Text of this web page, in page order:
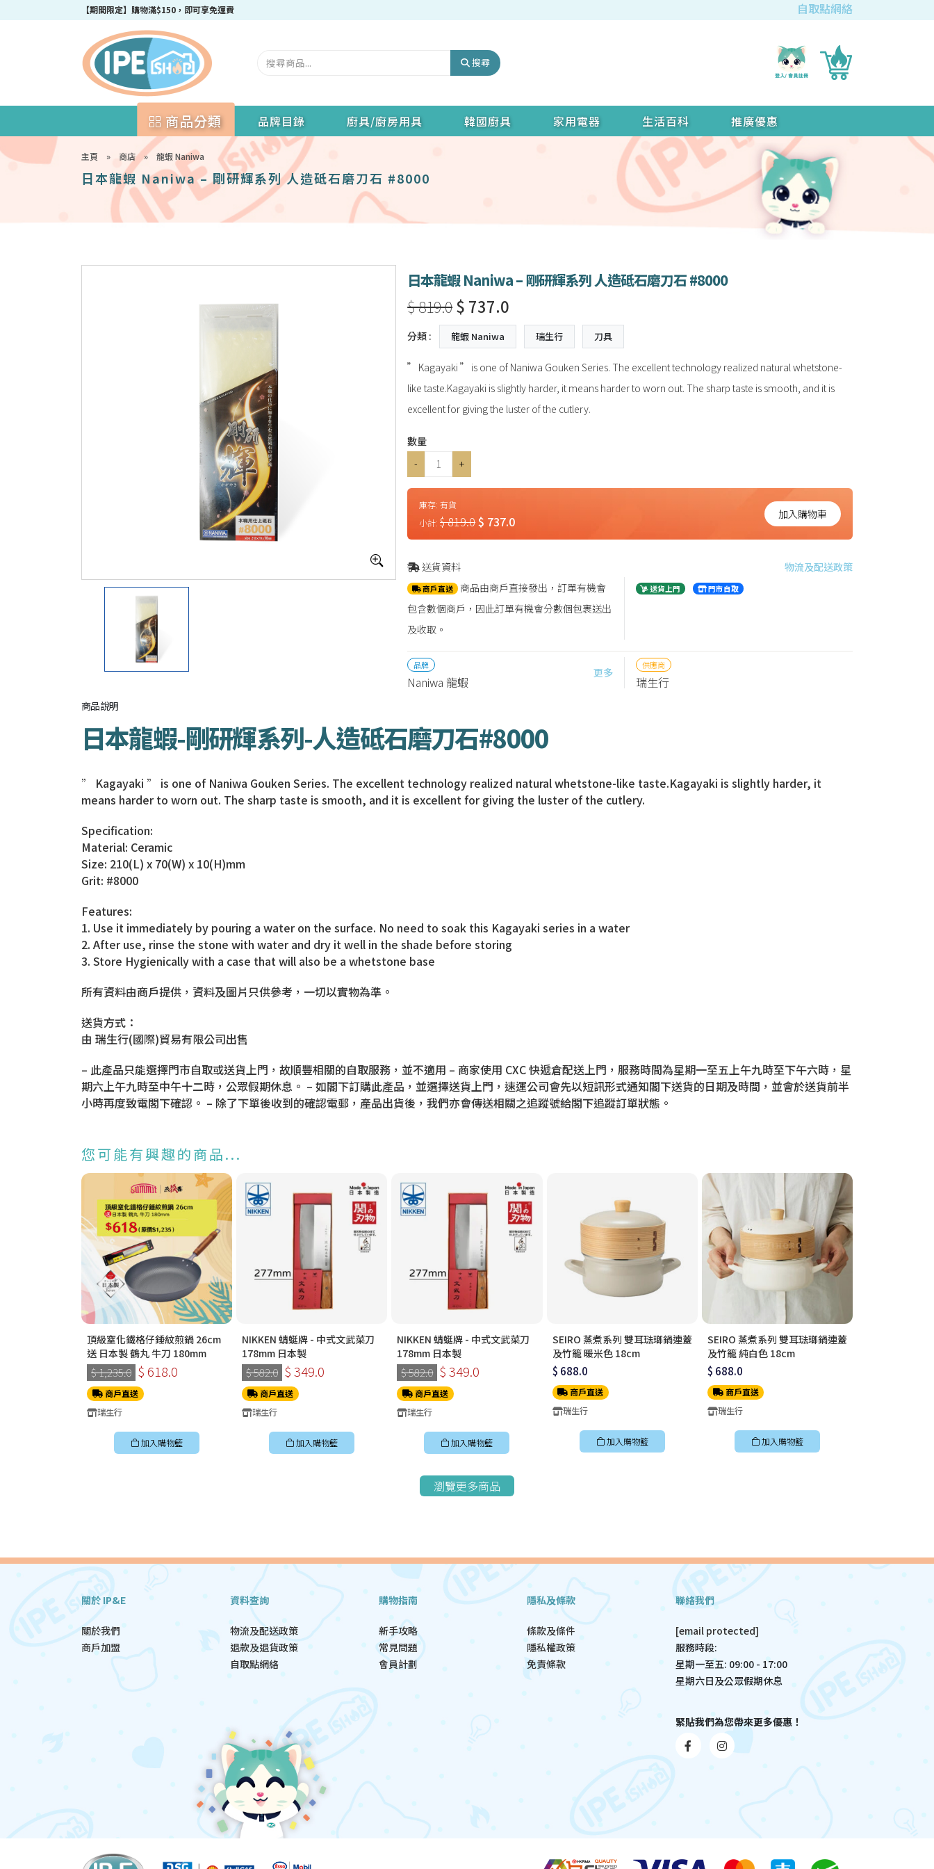
【期間限定】購物滿$150，即可享免運費 自取點網絡
搜尋
商品分類 品牌目錄 廚具/廚房用具 韓國廚具 家用電器 生活百科 推廣優惠
主頁 » 商店» 龍蝦 Naniwa
日本龍蝦 Naniwa – 剛研輝系列 人造砥石磨刀石 #8000
日本龍蝦 Naniwa – 剛研輝系列 人造砥石磨刀石 #8000
$ 819.0$ 737.0
分類 : 龍蝦 Naniwa 瑞生行 刀具
” Kagayaki ” is one of Naniwa Gouken Series. The excellent technology realized natural whetstone-
like taste.Kagayaki is slightly harder, it means harder to worn out. The sharp taste is smooth, and it is
excellent for giving the luster of the cutlery.
數量
-
+
庫存:有貨
小計:$ 819.0$ 737.0 加入購物車
送貨資料 物流及配送政策
商戶直送 商品由商戶直接發出，訂單有機會
包含數個商戶，因此訂單有機會分數個包裹送出
及收取。
送貨上門 門市自取
品牌
Naniwa 龍蝦
更多
供應商
瑞生行
商品說明
日本龍蝦-剛研輝系列-人造砥石磨刀石#8000
” Kagayaki ” is one of Naniwa Gouken Series. The excellent technology realized natural whetstone-like taste.Kagayaki is slightly harder, it
means harder to worn out. The sharp taste is smooth, and it is excellent for giving the luster of the cutlery.
Specification:
Material: Ceramic
Size: 210(L) x 70(W) x 10(H)mm
Grit: #8000
Features:
1. Use it immediately by pouring a water on the surface. No need to soak this Kagayaki series in a water
2. After use, rinse the stone with water and dry it well in the shade before storing
3. Store Hygienically with a case that will also be a whetstone base
所有資料由商戶提供，資料及圖片只供參考，一切以實物為準。
送貨方式：
由 瑞生行(國際)貿易有限公司出售
– 此產品只能選擇門市自取或送貨上門，故順豐相關的自取服務，並不適用 – 商家使用 CXC 快遞倉配送上門，服務時間為星期一至五上午九時至下午六時，星
期六上午九時至中午十二時，公眾假期休息。 – 如閣下訂購此產品，並選擇送貨上門，速運公司會先以短訊形式通知閣下送貨的日期及時間，並會於送貨前半
小時再度致電閣下確認。 – 除了下單後收到的確認電郵，產品出貨後，我們亦會傳送相關之追蹤號給閣下追蹤訂單狀態。
您可能有興趣的商品...
頂級窒化鐵格仔錘紋煎鍋 26cm
送 日本製 鶴丸 牛刀 180mm
$ 1,235.0 $ 618.0
商戶直送
瑞生行
加入購物籃
NIKKEN 蜻蜓牌 - 中式文武菜刀
178mm 日本製
$ 582.0 $ 349.0
商戶直送
瑞生行
加入購物籃
NIKKEN 蜻蜓牌 - 中式文武菜刀
178mm 日本製
$ 582.0 $ 349.0
商戶直送
瑞生行
加入購物籃
SEIRO 蒸煮系列 雙耳琺瑯鍋連蓋
及竹籠 暖米色 18cm
$ 688.0
商戶直送
瑞生行
加入購物籃
SEIRO 蒸煮系列 雙耳琺瑯鍋連蓋
及竹籠 純白色 18cm
$ 688.0
商戶直送
瑞生行
加入購物籃
瀏覽更多商品
關於 IP&E
關於我們
商戶加盟
資料查詢
物流及配送政策
退款及退貨政策
自取點網絡
購物指南
新手攻略
常見問題
會員計劃
隱私及條款
條款及條件
隱私權政策
免責條款
聯絡我們
[email protected]
服務時段:
星期一至五: 09:00 - 17:00
星期六日及公眾假期休息
緊貼我們為您帶來更多優惠！